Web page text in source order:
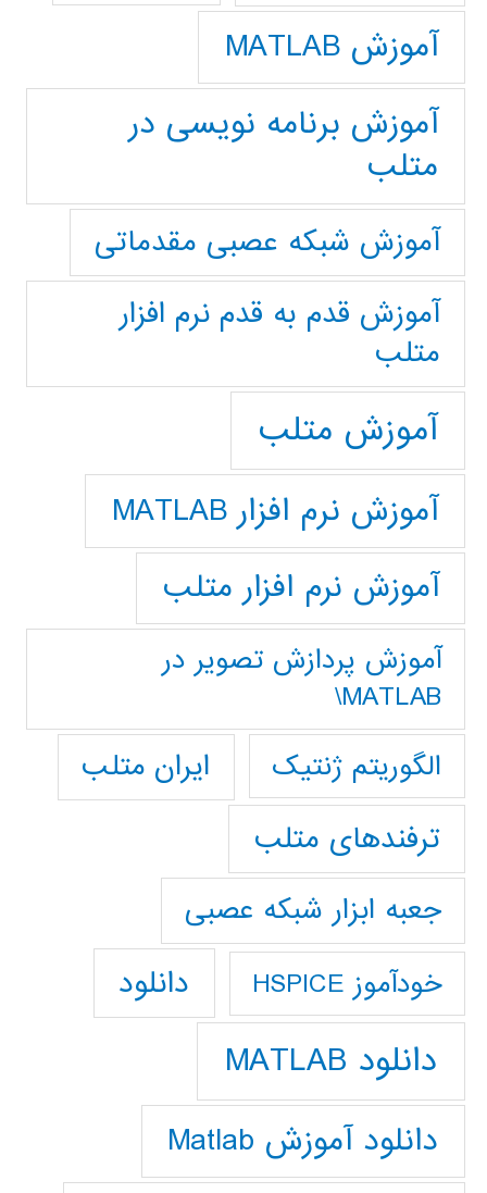
آموزش MATLAB
آموزش برنامه نویسی در
متلب
آموزش شبکه عصبی مقدماتی
آموزش قدم به قدم نرم افزار
متلب
آموزش متلب
آموزش نرم افزار MATLAB
آموزش نرم افزار متلب
آموزش پردازش تصوير در
MATLAB\
الگوریتم ژنتیک
ایران متلب
ترفندهای متلب
جعبه ابزار شبکه عصبی
خودآموز HSPICE دانلود
دانلود MATLAB
دانلود آموزش Matlab